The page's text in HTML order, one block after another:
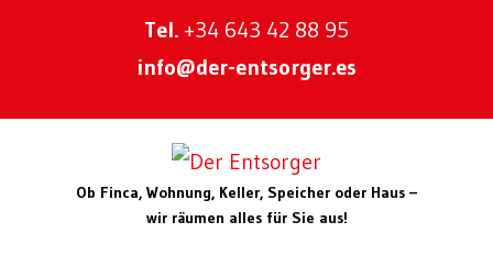
Tel. +34 643 42 88 95
info@der-entsorger.es
Ob Finca, Wohnung, Keller, Speicher oder Haus –
wir räumen alles für Sie aus!